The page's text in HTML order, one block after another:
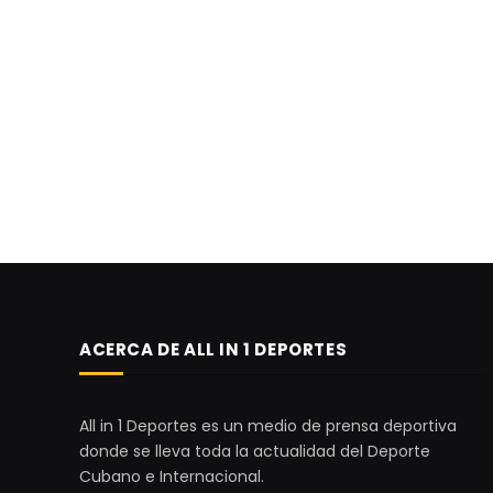
ACERCA DE ALL IN 1 DEPORTES
All in 1 Deportes es un medio de prensa deportiva
donde se lleva toda la actualidad del Deporte
Cubano e Internacional.